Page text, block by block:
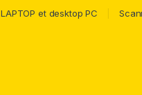
LAPTOP et desktop PC